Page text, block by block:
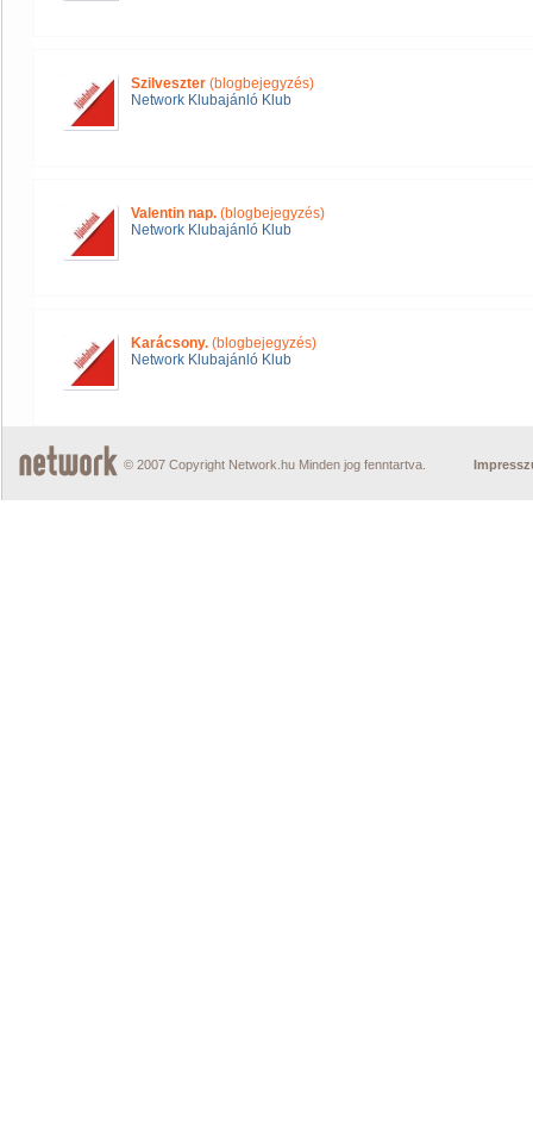
Szilveszter (blogbejegyzés)
Network Klubajánló Klub
Valentin nap. (blogbejegyzés)
Network Klubajánló Klub
Karácsony. (blogbejegyzés)
Network Klubajánló Klub
© 2007 Copyright Network.hu Minden jog fenntartva.